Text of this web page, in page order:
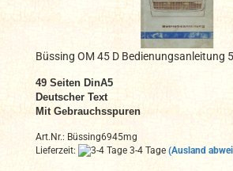
Büssing OM 45 D Bedienungsanleitung
49 Seiten DinA5
Deutscher Text
Mit Gebrauchsspuren
Art.Nr.: Büssing6945mg
Lieferzeit:
3-4 Tage (Ausland